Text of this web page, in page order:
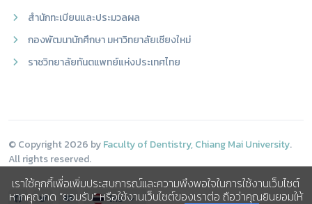
สำนักทะเบียนและประมวลผล
กองพัฒนานักศึกษา มหาวิทยาลัยเชียงใหม่
ราชวิทยาลัยทันตแพทย์แห่งประเทศไทย
© Copyright 2026 byFaculty of Dentistry, Chiang Mai University.
All rights reserved.
ไทย
เราใช้คุกกี้เพื่อเพิ่มประสบการณ์และความพึงพอใจในการใช้งานเว็บไซต์
หากคุณกด “ยอมรับ” หรือใช้งานเว็บไซต์ของเราต่อ ถือว่าคุณยินยอมให้